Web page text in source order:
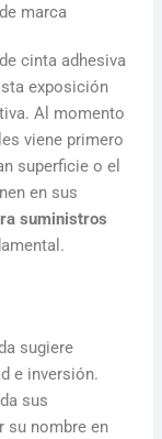
marca
cinta adhesiva
exposición
Al momento
viene primero
superficie o el
en sus
suministros
sugiere
e inversión.
sus
su nombre en